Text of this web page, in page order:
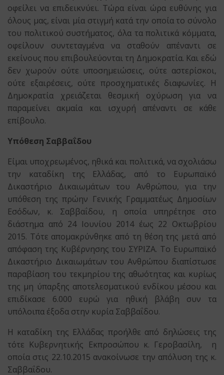
οφείλει να επιδεικνύει. Τώρα είναι ώρα ευθύνης για
όλους μας, είναι μία στιγμή κατά την οποία το σύνολο
του πολιτικού συστήματος, όλα τα πολιτικά κόμματα,
οφείλουν συντεταγμένα να σταθούν απέναντι σε
εκείνους που επιβουλεύονται τη Δημοκρατία. Και εδώ
δεν χωρούν ούτε υποσημειώσεις, ούτε αστερίσκοι,
ούτε εξαιρέσεις, ούτε προσχηματικές διαφωνίες. Η
Δημοκρατία χρειάζεται θεσμική οχύρωση για να
παραμείνει ακμαία και ισχυρή απέναντι σε κάθε
επίβουλο.
Υπόθεση Σαββαΐδου
Είμαι υποχρεωμένος, ηθικά και πολιτικά, να σχολιάσω
την καταδίκη της Ελλάδας, από το Ευρωπαϊκό
Δικαστήριο Δικαιωμάτων του Ανθρώπου, για την
υπόθεση της πρώην Γενικής Γραμματέως Δημοσίων
Εσόδων, κ. Σαββαΐδου, η οποία υπηρέτησε στο
διάστημα από 24 Ιουνίου 2014 έως 22 Οκτωβρίου
2015. Τότε απομακρύνθηκε από τη θέση της μετά από
απόφαση της Κυβέρνησης του ΣΥΡΙΖΑ. Το Ευρωπαϊκό
Δικαστήριο Δικαιωμάτων του Ανθρώπου διαπίστωσε
παραβίαση του τεκμηρίου της αθωότητας και κυρίως
της μη ύπαρξης αποτελεσματικού ενδίκου μέσου και
επιδίκασε 6.000 ευρώ για ηθική βλάβη συν τα
υπόλοιπα έξοδα στην κυρία Σαββαΐδου.
Η καταδίκη της Ελλάδας προήλθε από δηλώσεις της
τότε Κυβερνητικής Εκπροσώπου κ. Γεροβασίλη, η
οποία στις 22.10.2015 ανακοίνωσε την απόλυση της κ.
Σαββαΐδου.